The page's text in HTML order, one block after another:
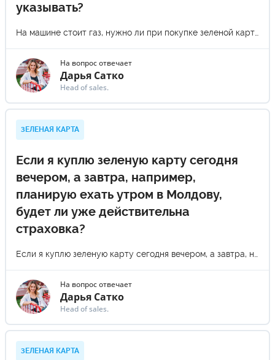
указывать?
На вопрос отвечает
Дарья Сатко
Head of sales.
ЗЕЛЕНАЯ КАРТА
Если я куплю зеленую карту сегодня
вечером, а завтра, например,
планирую ехать утром в Молдову,
будет ли уже действительна
страховка?
На вопрос отвечает
Дарья Сатко
Head of sales.
ЗЕЛЕНАЯ КАРТА